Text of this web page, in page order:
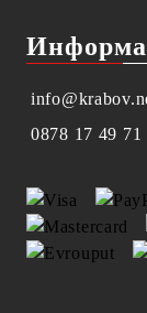
0878 17 49 71